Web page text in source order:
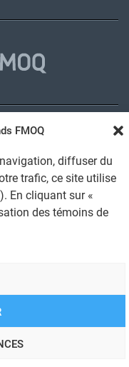
FMOQ
diffuser du
trafic, ce site utilise
). En cliquant sur «
des témoins de
FMOQ inc.